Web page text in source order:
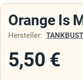
Orange Is
Hersteller:
5,50 €